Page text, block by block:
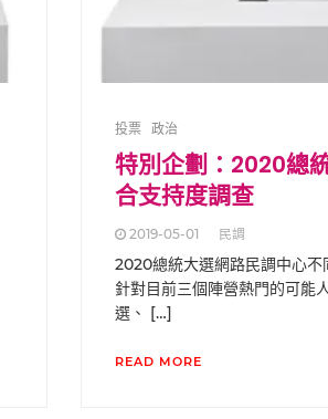
投票 政治
特別企劃：2020總
合支持度調查
2019-05-01 民調
2020總統大選網路民調中心不
針對目前三個陣營熱門的可能
選、 […]
READ MORE